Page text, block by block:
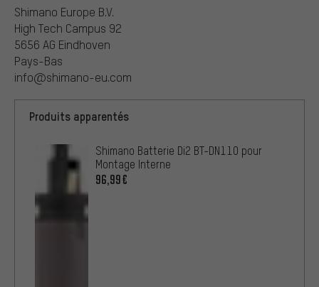
Shimano Europe B.V.
High Tech Campus 92
5656 AG Eindhoven
Pays-Bas
info@shimano-eu.com
Produits apparentés
Shimano Batterie Di2 BT-DN110 pour
Montage Interne
96,99€